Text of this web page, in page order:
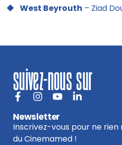
West Beyrouth – Ziad
suivez-nous sur
Newsletter
Inscrivez-vous pour ne
du Cinemamed !